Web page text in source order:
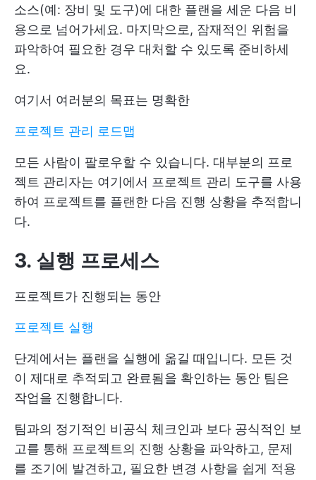
소스(예: 장비 및 도구)에 대한 플랜을 세운 다음 비
용으로 넘어가세요. 마지막으로, 잠재적인 위험을
파악하여 필요한 경우 대처할 수 있도록 준비하세
요.
여기서 여러분의 목표는 명확한
프로젝트 관리 로드맵
모든 사람이 팔로우할 수 있습니다. 대부분의 프로
젝트 관리자는 여기에서 프로젝트 관리 도구를 사용
하여 프로젝트를 플랜한 다음 진행 상황을 추적합니
다.
3. 실행 프로세스
프로젝트가 진행되는 동안
프로젝트 실행
단계에서는 플랜을 실행에 옮길 때입니다. 모든 것
이 제대로 추적되고 완료됨을 확인하는 동안 팀은
작업을 진행합니다.
팀과의 정기적인 비공식 체크인과 보다 공식적인 보
고를 통해 프로젝트의 진행 상황을 파악하고, 문제
를 조기에 발견하고, 필요한 변경 사항을 쉽게 적용